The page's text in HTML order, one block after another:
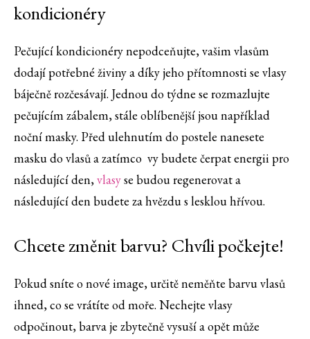
kondicionéry
Pečující kondicionéry nepodceňujte, vašim vlasům
dodají potřebné živiny a díky jeho přítomnosti se vlasy
báječně rozčesávají. Jednou do týdne se rozmazlujte
pečujícím zábalem, stále oblíbenější jsou například
noční masky. Před ulehnutím do postele nanesete
masku do vlasů a zatímco vy budete čerpat energii pro
následující den,vlasyse budou regenerovat a
následující den budete za hvězdu s lesklou hřívou.
Chcete změnit barvu? Chvíli počkejte!
Pokud sníte o nové image, určitě neměňte barvu vlasů
ihned, co se vrátíte od moře. Nechejte vlasy
odpočinout, barva je zbytečně vysuší a opět může